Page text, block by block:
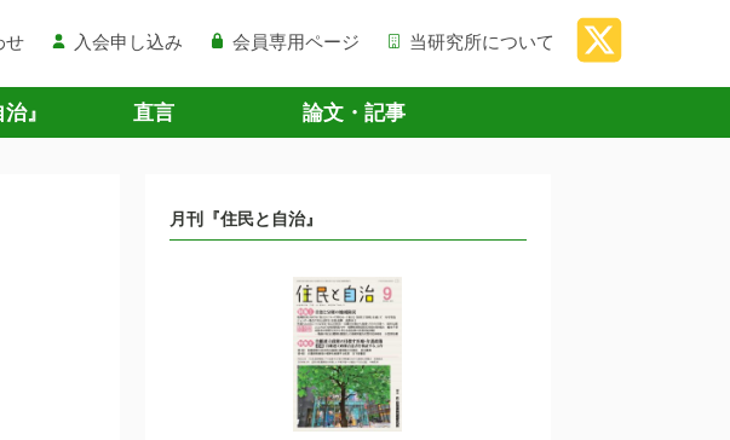
せ 入会申し込み 会員専用ページ 当研究所について
』 直言 論文・記事
月刊『住民と自治』